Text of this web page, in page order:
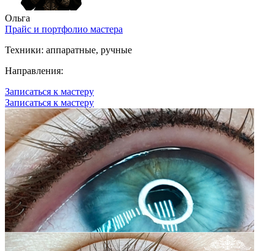
Ольга
Прайс и портфолио мастера
Техники: аппаратные, ручные
Направления:
Записаться к мастеру
Записаться к мастеру